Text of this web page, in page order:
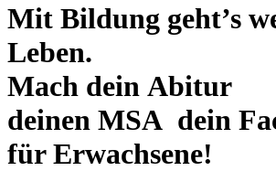
Mit Bildung geht’s
Leben.
Mach dein Abitur
deinen MSA dein
für Erwachsene!